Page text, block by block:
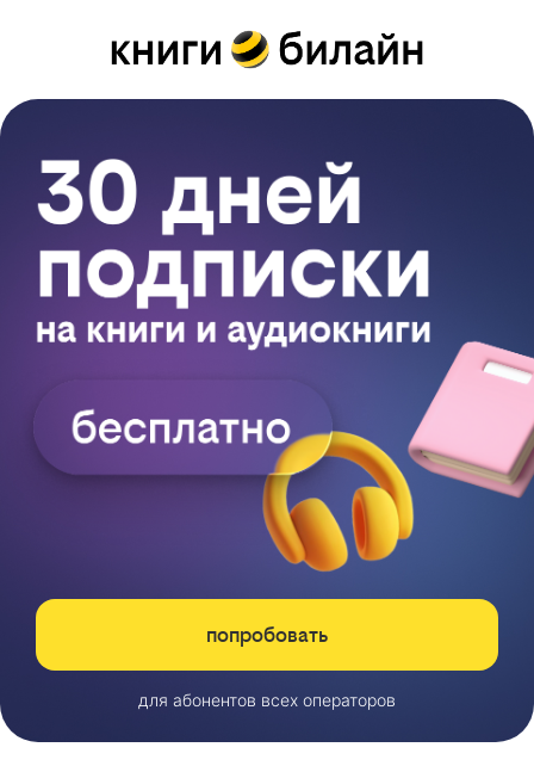
попробовать
для абонентов всех операторов